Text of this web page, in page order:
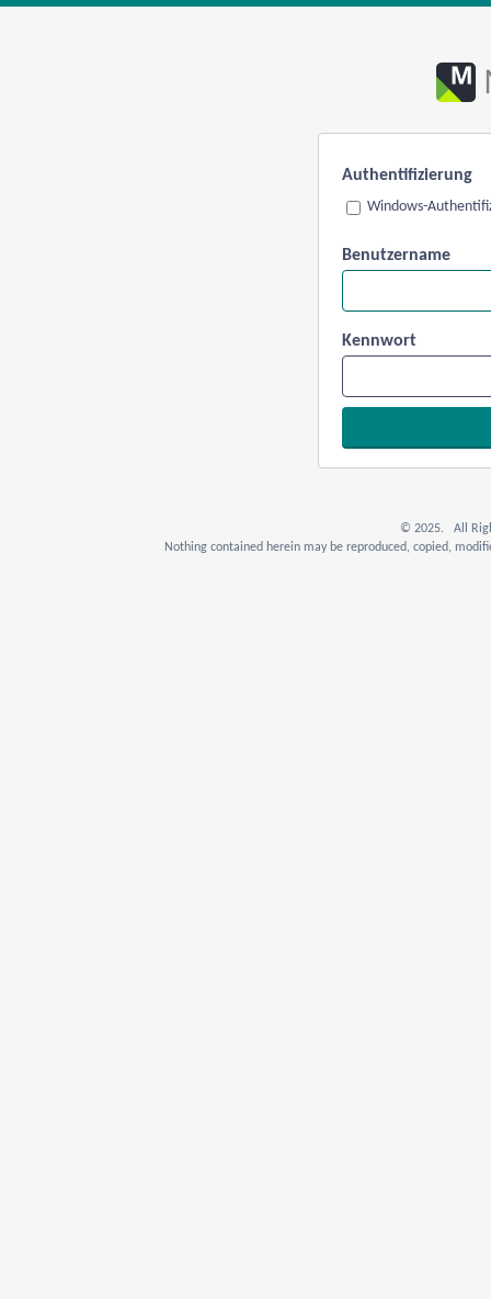
Authentifizierung
Windows-
Benutzername
Kennwort
© 2025. All
Nothing contained herein may be reproduced, copied,